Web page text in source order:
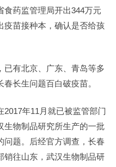
食药监管理局开出344万元
疫苗接种本，确认是否给孩
已有北京、广东、青岛等多
长生问题百白破疫苗。
年11月就已被监管部门
生物制品研究所生产的一批
问题。后经官方调查，长春
销往山东，武汉生物制品研